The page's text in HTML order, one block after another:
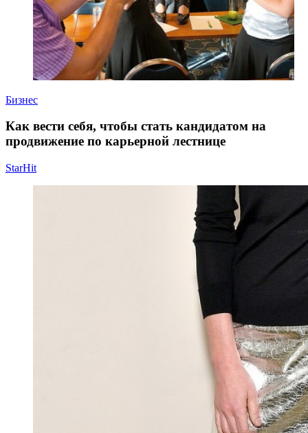
Бизнес
Как вести себя, чтобы стать кандидатом на
продвижение по карьерной лестнице
StarHit